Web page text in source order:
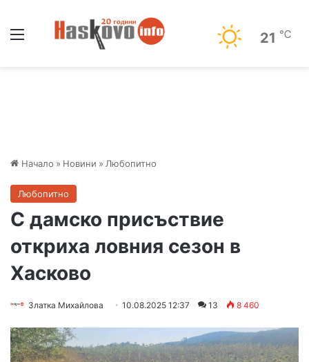
21 ℃
Начало » Новини » Любопитно
Любопитно
С дамско присъствие
откриха ловния сезон в
Хасково
Златка Михайлова 10.08.2025 12:37 13 8 460